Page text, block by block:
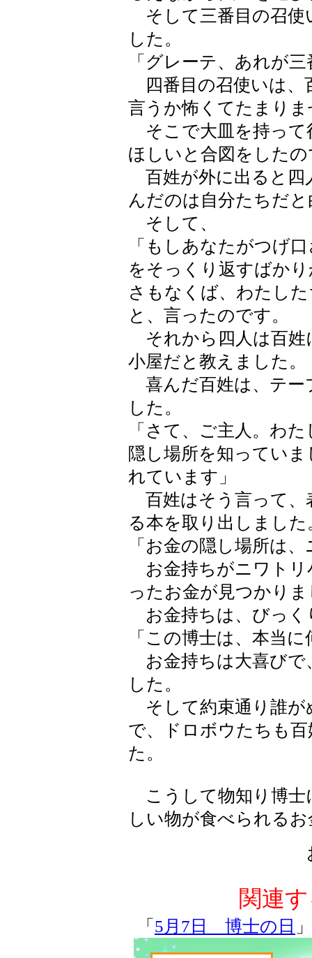
そして三番目の召使
した。
「グレーテ、あれが
四番目の召使いは、
言うか怖くてたまり
そこで大皿を持って
ほしいと合図をした
百姓が外に出ると四
んだのは自分たちだ
そして、
「もしあなたがつげ
をそっくり返すばか
さもなくば、わたし
と、言ったのです。
それから四人は百姓
小屋だと教えました。
喜んだ百姓は、テー
した。
「さて、ご主人。わ
隠し場所を知ってい
れています」
百姓はそう言って、
る本を取り出しました
「お金の隠し場所は
お金持ちがニワトリ
ったお金が見つかり
お金持ちは、びっく
「この博士は、本当
お金持ちは大喜びで
した。
そして約束通り誰が
で、ドロボウたちも
た。
こうして物知り博士
しい物が食べられる
関連
「 5月7日 博士の日